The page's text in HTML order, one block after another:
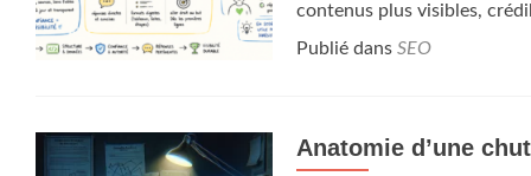
contenus plus visibles,
Publié dans SEO
Anatomie d’une